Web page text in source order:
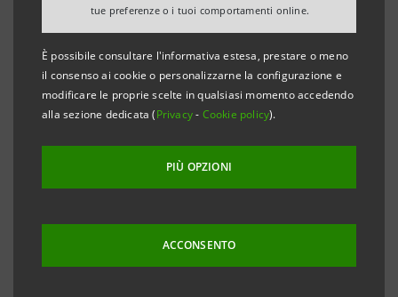
tue preferenze o i tuoi comportamenti online.
È possibile consultare l'informativa estesa, prestare o meno
il consenso ai cookie o personalizzarne la configurazione e
modificare le proprie scelte in qualsiasi momento accedendo
alla sezione dedicata (Privacy- Cookie policy).
PIÙ OPZIONI
ACCONSENTO